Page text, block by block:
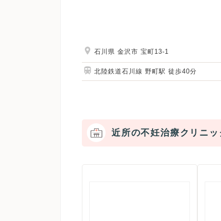
石川県 金沢市 宝町13-1
北陸鉄道石川線 野町駅 徒歩40分
近所の不妊治療クリニッ